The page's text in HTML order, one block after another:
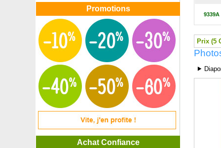
Promotions
Achat Confiance
Bambou à feuilles de houx
Bambou Bambusa multiplex Alphonse Karr
Bambou Bashania fargesii
Bambou Canne de Charlot
Bambou Chimono. marmorea
Bambou Chimono. quadra.
Bambou Chimono. quadra. Tatejima
Bambou Chusquea couleou
Bambou Fargesia angustissima
Bambou Fargesia jiuzhaigou Genf Red
Bambou Fargesia nitida 'Black Pearl'
Bambou Fargesia nitida 'Gansu'
Bambou Fargesia nitida 'Volcano'
Bambou Fargesia nitida 'Winter Joy'
Bambou Fargesia papyrifera blue
9339A
Prix (5
⯈